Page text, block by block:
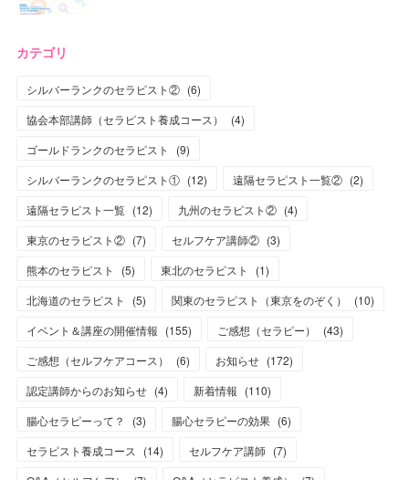
カテゴリ
シルバーランクのセラピスト② (6)
協会本部講師（セラピスト養成コース）
(4)
ゴールドランクのセラピスト
(9)
シルバーランクのセラピスト① (12) 遠隔セラピスト一覧② (2)
遠隔セラピスト一覧 (12) 九州のセラピスト② (4)
東京のセラピスト② (7) セルフケア講師② (3)
熊本のセラピスト
(5) 東北のセラピスト (1)
北海道のセラピスト
(5) 関東のセラピスト（東京をのぞく） (10)
イベント＆講座の開催情報 (155) ご感想（セラピー） (43)
ご感想（セルフケアコース）
(6) お知らせ (172)
認定講師からのお知らせ (4) 新着情報 (110)
腸心セラピーって？
(3) 腸心セラピーの効果 (6)
セラピスト養成コース
(14) セルフケア講師 (7)